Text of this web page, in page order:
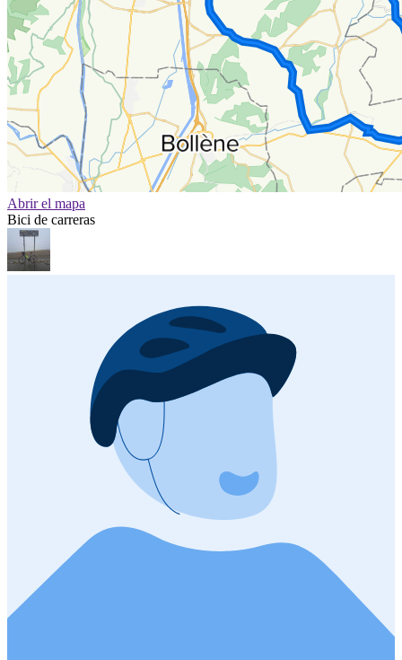
Abrir el mapa
Bici de carreras